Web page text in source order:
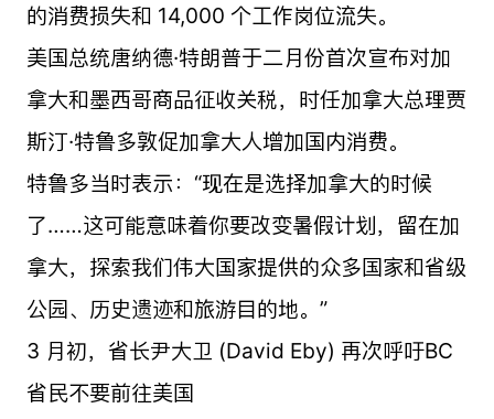
的消费损失和 14,000 个工作岗位流失。
美国总统唐纳德·特朗普于二月份首次宣布对加
拿大和墨西哥商品征收关税，时任加拿大总理贾
斯汀·特鲁多敦促加拿大人增加国内消费。
特鲁多当时表示：“现在是选择加拿大的时候
了……这可能意味着你要改变暑假计划，留在加
拿大，探索我们伟大国家提供的众多国家和省级
公园、历史遗迹和旅游目的地。”
3 月初，省长尹大卫 (David Eby) 再次呼吁BC
省民不要前往美国